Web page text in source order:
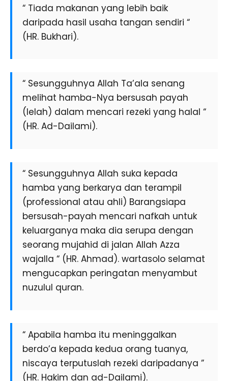
“ Tiada makanan yang lebih baik
daripada hasil usaha tangan sendiri “
(HR. Bukhari).
“ Sesungguhnya Allah Ta’ala senang
melihat hamba-Nya bersusah payah
(lelah) dalam mencari rezeki yang halal “
(HR. Ad-Dailami).
“ Sesungguhnya Allah suka kepada
hamba yang berkarya dan terampil
(professional atau ahli) Barangsiapa
bersusah-payah mencari nafkah untuk
keluarganya maka dia serupa dengan
seorang mujahid di jalan Allah Azza
wajalla “ (HR. Ahmad). wartasolo selamat
mengucapkan peringatan menyambut
nuzulul quran.
“ Apabila hamba itu meninggalkan
berdo’a kepada kedua orang tuanya,
niscaya terputuslah rezeki daripadanya ”
(HR. Hakim dan ad-Dailami).